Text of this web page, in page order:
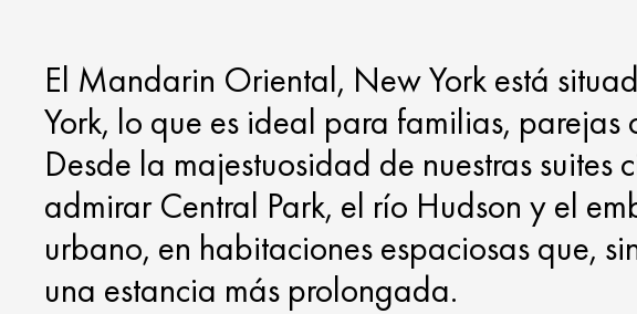
El Mandarin Oriental, New York está
York, lo que es ideal para familias, parejas
Desde la majestuosidad de nuestras suites
admirar Central Park, el río Hudson y el
urbano, en habitaciones espaciosas que,
una estancia más prolongada.